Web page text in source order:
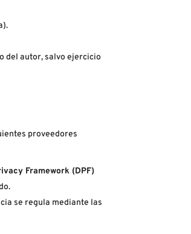
del autor, salvo ejercicio
proveedores
Framework (DPF)
se regula mediante las